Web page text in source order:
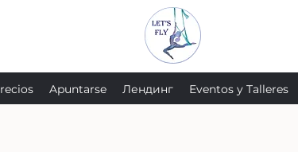
Apuntarse Лендинг Eventos y Talleres